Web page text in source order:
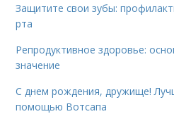
Защитите свои зубы:
рта
Репродуктивное здоровье:
значение
С днем рождения, дружище!
помощью Вотсапа